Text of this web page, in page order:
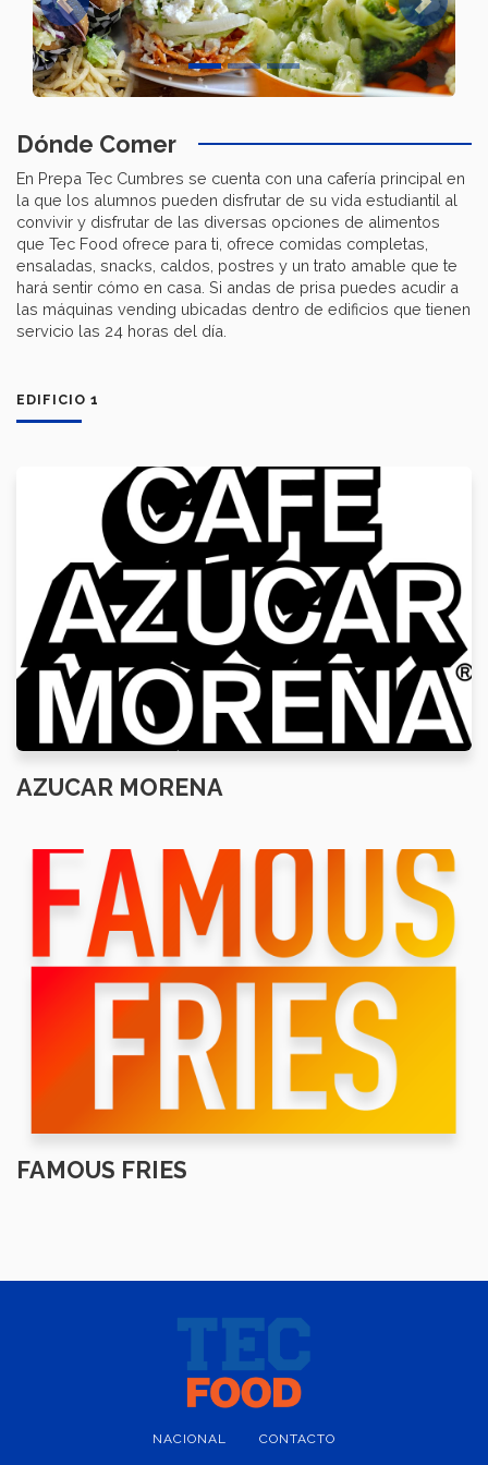
Previous Next
Dónde Comer
En Prepa Tec Cumbres se cuenta con una cafería principal en
la que los alumnos pueden disfrutar de su vida estudiantil al
convivir y disfrutar de las diversas opciones de alimentos
que Tec Food ofrece para ti, ofrece comidas completas,
ensaladas, snacks, caldos, postres y un trato amable que te
hará sentir cómo en casa. Si andas de prisa puedes acudir a
las máquinas vending ubicadas dentro de edificios que tienen
servicio las 24 horas del día.
EDIFICIO 1
AZUCAR MORENA
FAMOUS FRIES
NACIONAL CONTACTO